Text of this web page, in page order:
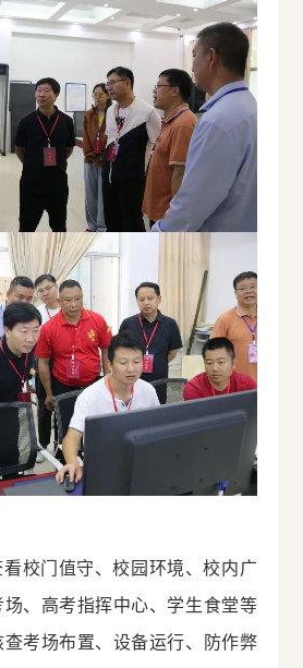
校门值守、校园环境、校内广
、高考指挥中心、学生食堂等
考场布置、设备运行、防作弊